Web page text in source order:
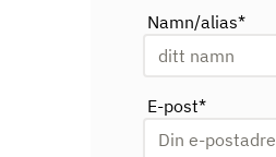
Namn/alias*
E-post*